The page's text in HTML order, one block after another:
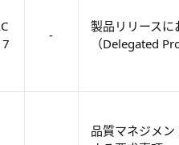
-
製品リリース
（Delegated
品質マネジメ